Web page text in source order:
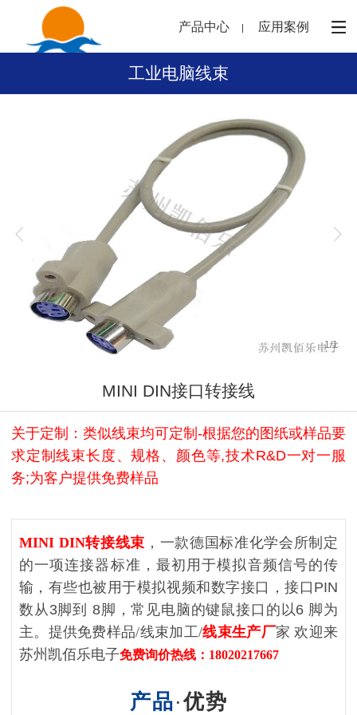
产品中心 应用案例
工业电脑线束
1 /1
MINI DIN接口转接线
关于定制：类似线束均可定制-根据您的图纸或样品要
求定制线束长度、规格、颜色等,技术R&D一对一服
务;为客户提供免费样品
MINI DIN转接线束 ，一款德国标准化学会所制定
的一项连接器标准 ，最初用于模拟音频信号的传
输，有些也被用于模拟视频和数字接口，接口 PIN
数从3脚到 8脚，常见电脑的键鼠接口的以6 脚为
主。提供免费样品/线束加工/线束生产厂家 欢迎来
苏州凯佰乐电子免费询价热线：18020217667
产品·优势